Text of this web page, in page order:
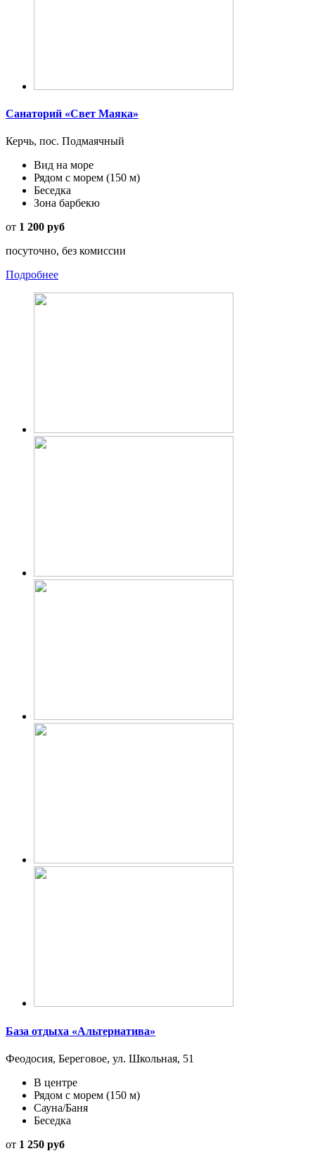
Санаторий «Свет Маяка»
Керчь, пос. Подмаячный
Вид на море
Рядом с морем (150 м)
Беседка
Зона барбекю
от 1 200 руб
посуточно, без комиссии
Подробнее
База отдыха «Альтернатива»
Феодосия, Береговое, ул. Школьная, 51
В центре
Рядом с морем (150 м)
Сауна/Баня
Беседка
от 1 250 руб